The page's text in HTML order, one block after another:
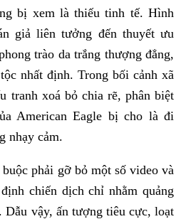
bị xem là thiếu tinh tế. Hình
giả liên tưởng đến thuyết ưu
trào da trắng thượng đẳng,
nhất định. Trong bối cảnh xã
tranh xoá bỏ chia rẽ, phân biệt
American Eagle bị cho là đi
nhạy cảm.
phải gỡ bỏ một số video và
chiến dịch chỉ nhằm quảng
Dẫu vậy, ấn tượng tiêu cực, loạt